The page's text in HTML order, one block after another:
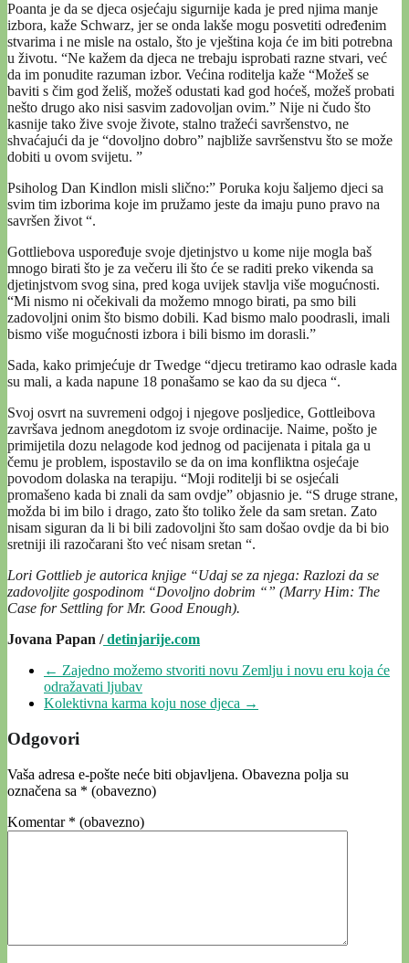
Poanta je da se djeca osjećaju sigurnije kada je pred njima manje
izbora, kaže Schwarz, jer se onda lakše mogu posvetiti određenim
stvarima i ne misle na ostalo, što je vještina koja će im biti potrebna
u životu. “Ne kažem da djeca ne trebaju isprobati razne stvari, već
da im ponudite razuman izbor. Većina roditelja kaže “Možeš se
baviti s čim god želiš, možeš odustati kad god hoćeš, možeš probati
nešto drugo ako nisi sasvim zadovoljan ovim.” Nije ni čudo što
kasnije tako žive svoje živote, stalno tražeći savršenstvo, ne
shvaćajući da je “dovoljno dobro” najbliže savršenstvu što se može
dobiti u ovom svijetu. ”
Psiholog Dan Kindlon misli slično:” Poruka koju šaljemo djeci sa
svim tim izborima koje im pružamo jeste da imaju puno pravo na
savršen život “.
Gottliebova uspoređuje svoje djetinjstvo u kome nije mogla baš
mnogo birati što je za večeru ili što će se raditi preko vikenda sa
djetinjstvom svog sina, pred koga uvijek stavlja više mogućnosti.
“Mi nismo ni očekivali da možemo mnogo birati, pa smo bili
zadovoljni onim što bismo dobili. Kad bismo malo poodrasli, imali
bismo više mogućnosti izbora i bili bismo im dorasli.”
Sada, kako primjećuje dr Twedge “djecu tretiramo kao odrasle kada
su mali, a kada napune 18 ponašamo se kao da su djeca “.
Svoj osvrt na suvremeni odgoj i njegove posljedice, Gottleibova
završava jednom anegdotom iz svoje ordinacije. Naime, pošto je
primijetila dozu nelagode kod jednog od pacijenata i pitala ga u
čemu je problem, ispostavilo se da on ima konfliktna osjećaje
povodom dolaska na terapiju. “Moji roditelji bi se osjećali
promašeno kada bi znali da sam ovdje” objasnio je. “S druge strane,
možda bi im bilo i drago, zato što toliko žele da sam sretan. Zato
nisam siguran da li bi bili zadovoljni što sam došao ovdje da bi bio
sretniji ili razočarani što već nisam sretan “.
Lori Gottlieb je autorica knjige “Udaj se za njega: Razlozi da se
zadovoljite gospodinom “Dovoljno dobrim “” (Marry Him: The
Case for Settling for Mr. Good Enough).
Jovana Papan /detinjarije.com
← Zajedno možemo stvoriti novu Zemlju i novu eru koja će
odražavati ljubav
Kolektivna karma koju nose djeca →
Odgovori
Vaša adresa e-pošte neće biti objavljena. Obavezna polja su
označena sa * (obavezno)
Komentar * (obavezno)